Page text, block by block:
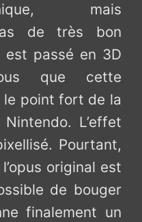
mais
de très bon
passé en 3D
que cette
le point fort de la
L’effet
Pourtant,
original est
de bouger
finalement un